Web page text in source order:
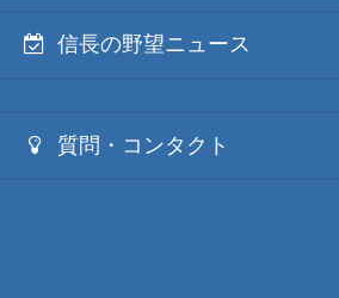
信長の野望ニュース
質問・コンタクト